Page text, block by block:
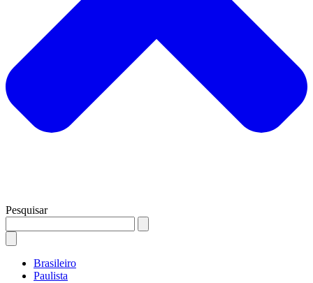
Pesquisar
Brasileiro
Paulista